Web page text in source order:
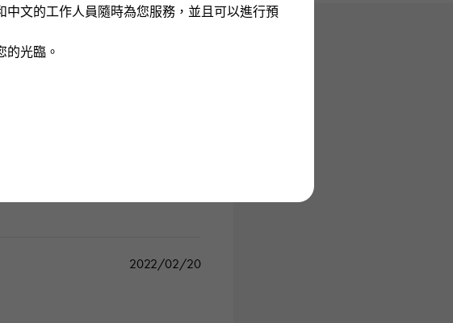
中文的工作人員隨時為您服務，並且可以進行預
的光臨。
2022/02/20